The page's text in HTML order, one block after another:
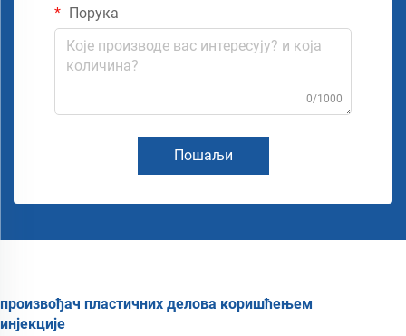
Порука
0/1000
Пошаљи
произвођач пластичних делова коришћењем
инјекције